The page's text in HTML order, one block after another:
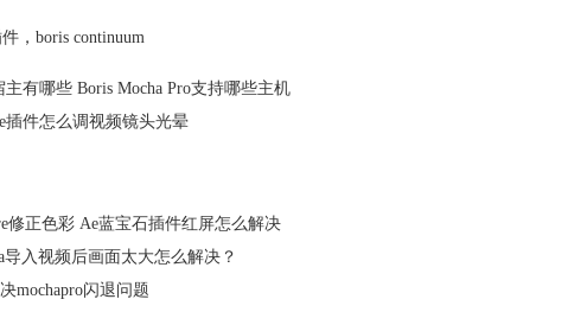
， boris continuum
主有哪些 Boris Mocha Pro支持哪些主机
插件怎么调视频镜头光晕
修正色彩 Ae蓝宝石插件红屏怎么解决
导入视频后画面太大怎么解决？
mochapro闪退问题